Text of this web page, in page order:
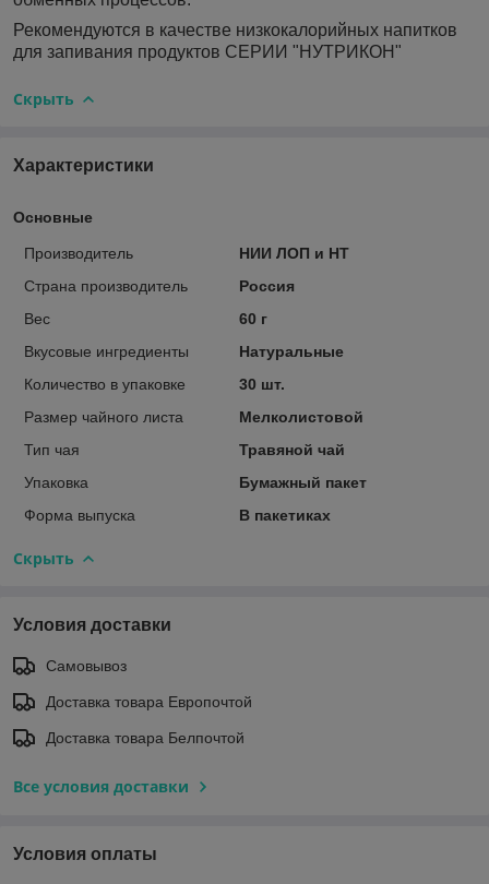
Рекомендуются в качестве низкокалорийных напитков
для запивания продуктов СЕРИИ "НУТРИКОН"
Скрыть
Характеристики
Основные
Производитель
НИИ ЛОП и НТ
Страна производитель
Россия
Вес
60 г
Вкусовые ингредиенты
Натуральные
Количество в упаковке
30 шт.
Размер чайного листа
Мелколистовой
Тип чая
Травяной чай
Упаковка
Бумажный пакет
Форма выпуска
В пакетиках
Скрыть
Условия доставки
Самовывоз
Доставка товара Европочтой
Доставка товара Белпочтой
Все условия доставки
Условия оплаты